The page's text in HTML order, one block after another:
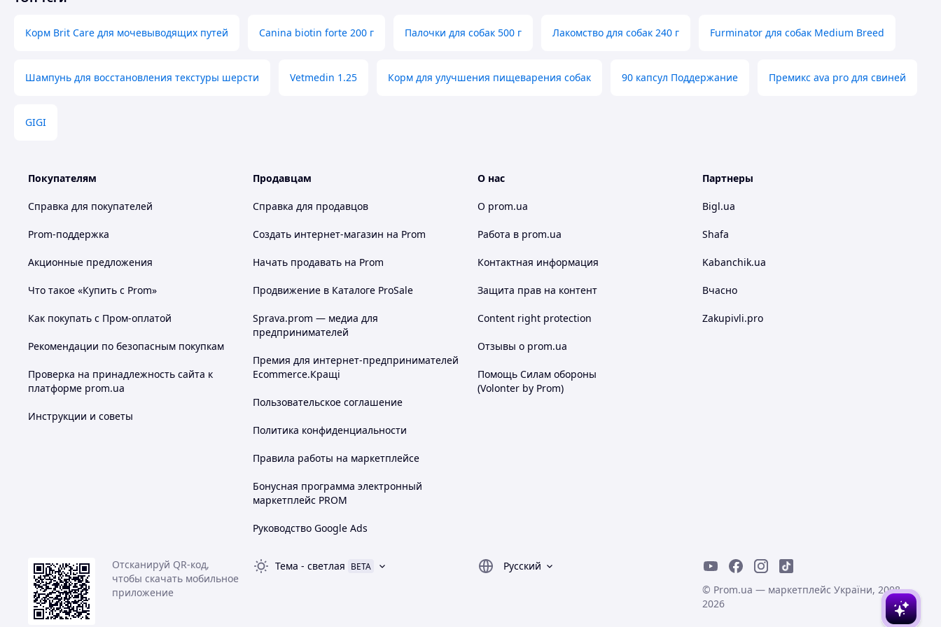
Корм Brit Care для мочевыводящих путей Canina biotin forte 200 г Палочки для собак 500 г Лакомство для собак 240 г Furminator для собак Medium Breed
Шампунь для восстановления текстуры шерсти Vetmedin 1.25 Корм для улучшения пищеварения собак 90 капсул Поддержание Премикс ava pro для свиней
GIGI
Покупателям
Справка для покупателей
Prom-поддержка
Акционные предложения
Что такое «Купить с Prom»
Как покупать с Пром-оплатой
Рекомендации по безопасным покупкам
Проверка на принадлежность сайта к
платформе prom.ua
Инструкции и советы
Продавцам
Справка для продавцов
Создать интернет-магазин на Prom
Начать продавать на Prom
Продвижение в Каталоге ProSale
Sprava.prom — медиа для
предпринимателей
Премия для интернет-предпринимателей
Ecommerce.Кращі
Пользовательское соглашение
Политика конфиденциальности
Правила работы на маркетплейсе
Бонусная программа электронный
маркетплейс PROM
Руководство Google Ads
О нас
О prom.ua
Работа в prom.ua
Контактная информация
Защита прав на контент
Content right protection
Отзывы о prom.ua
Помощь Силам обороны
(Volonter by Prom)
Партнеры
Bigl.ua
Shafa
Kabanchik.ua
Вчасно
Zakupivli.pro
Отсканируй QR-код,
чтобы скачать мобильное
приложение
Тема - светлая BETA
Русский
© Prom.ua — маркетплейс України, 2008-
2026